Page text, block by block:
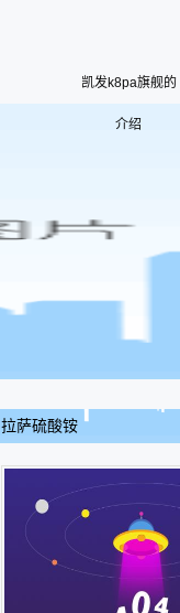
凯发k8pa旗舰的
介绍
拉萨硫酸铵